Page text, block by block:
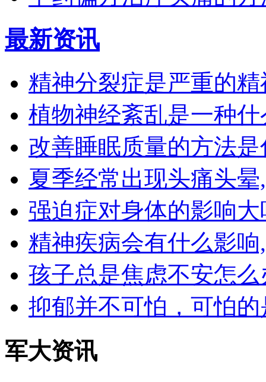
最新资讯
精神分裂症是严重的
植物神经紊乱是一种
改善睡眠质量的方法
夏季经常出现头痛头
强迫症对身体的影响
精神疾病会有什么影
孩子总是焦虑不安怎
抑郁并不可怕，可怕
军大资讯